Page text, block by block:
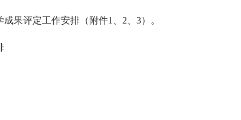
评定工作安排（附件1、2、3）。